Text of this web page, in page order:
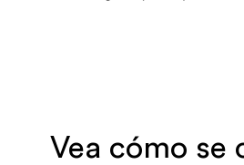
Vea cómo se